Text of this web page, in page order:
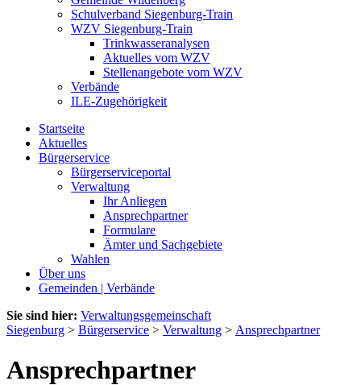
Schulverband Siegenburg-Train
WZV Siegenburg-Train
Trinkwasseranalysen
Aktuelles vom WZV
Stellenangebote vom WZV
Verbände
ILE-Zugehörigkeit
Startseite
Aktuelles
Bürgerservice
Bürgerserviceportal
Verwaltung
Ihr Anliegen
Ansprechpartner
Formulare
Ämter und Sachgebiete
Wahlen
Über uns
Gemeinden | Verbände
Sie sind hier: Verwaltungsgemeinschaft
Siegenburg > Bürgerservice > Verwaltung > Ansprechpartner
Ansprechpartner